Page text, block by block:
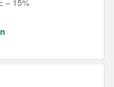
– 15%